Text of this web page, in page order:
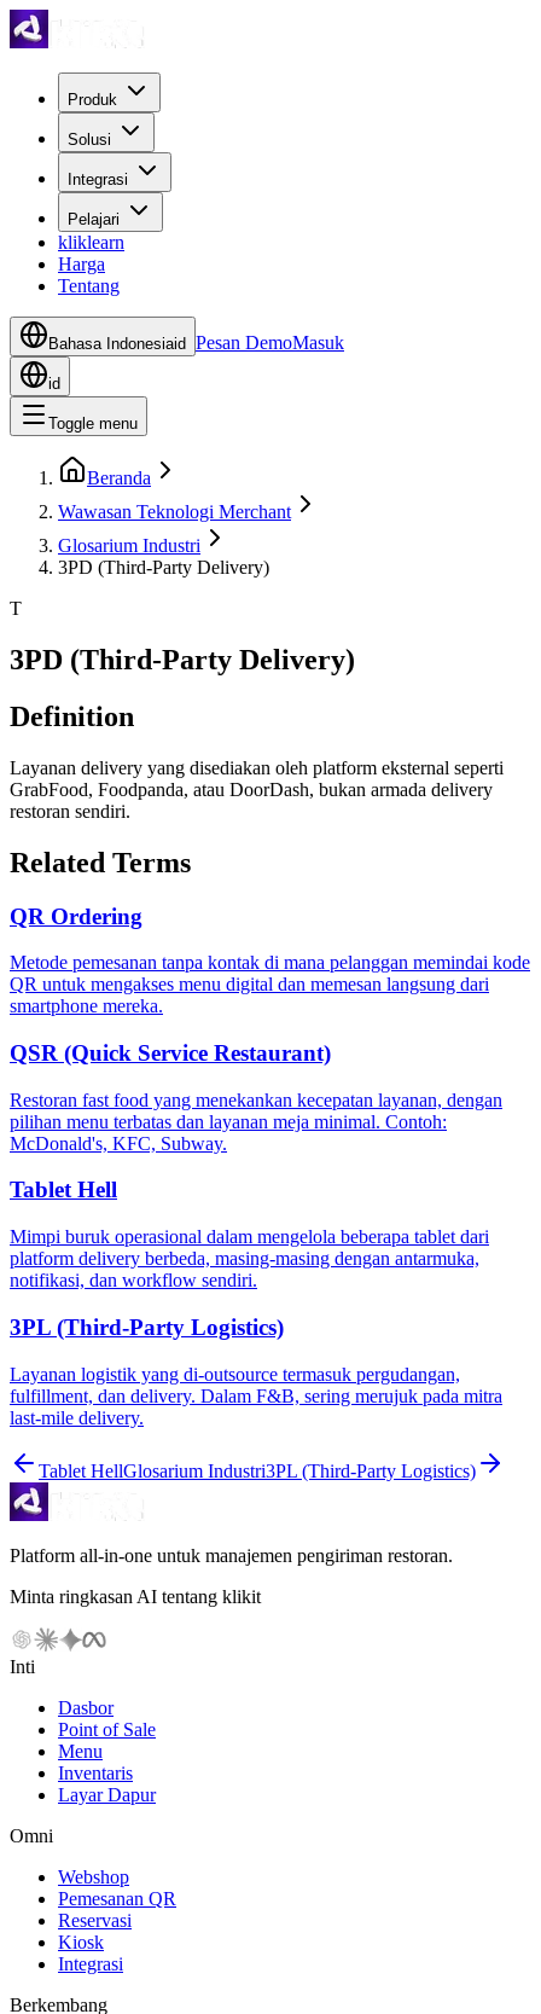
Produk
Solusi
Integrasi
Pelajari
kliklearn
Harga
Tentang
Bahasa Indonesiaid Pesan DemoMasuk
id
Toggle menu
Beranda
Wawasan Teknologi Merchant
Glosarium Industri
3PD (Third-Party Delivery)
T
3PD (Third-Party Delivery)
Definition
Layanan delivery yang disediakan oleh platform eksternal seperti
GrabFood, Foodpanda, atau DoorDash, bukan armada delivery
restoran sendiri.
Related Terms
QR Ordering
Metode pemesanan tanpa kontak di mana pelanggan memindai kode
QR untuk mengakses menu digital dan memesan langsung dari
smartphone mereka.
QSR (Quick Service Restaurant)
Restoran fast food yang menekankan kecepatan layanan, dengan
pilihan menu terbatas dan layanan meja minimal. Contoh:
McDonald's, KFC, Subway.
Tablet Hell
Mimpi buruk operasional dalam mengelola beberapa tablet dari
platform delivery berbeda, masing-masing dengan antarmuka,
notifikasi, dan workflow sendiri.
3PL (Third-Party Logistics)
Layanan logistik yang di-outsource termasuk pergudangan,
fulfillment, dan delivery. Dalam F&B, sering merujuk pada mitra
last-mile delivery.
Tablet HellGlosarium Industri3PL (Third-Party Logistics)
Platform all-in-one untuk manajemen pengiriman restoran.
Minta ringkasan AI tentang klikit
Inti
Dasbor
Point of Sale
Menu
Inventaris
Layar Dapur
Omni
Webshop
Pemesanan QR
Reservasi
Kiosk
Integrasi
Berkembang